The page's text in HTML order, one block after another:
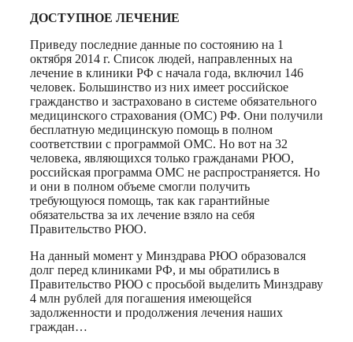
ДОСТУПНОЕ ЛЕЧЕНИЕ
Приведу последние данные по состоянию на 1
октября 2014 г. Список людей, направленных на
лечение в клиники РФ с начала года, включил 146
человек. Большинство из них имеет российское
гражданство и застраховано в системе обязательного
медицинского страхования (ОМС) РФ. Они получили
бесплатную медицинскую помощь в полном
соответствии с программой ОМС. Но вот на 32
человека, являющихся только гражданами РЮО,
российская программа ОМС не распространяется. Но
и они в полном объеме смогли получить
требующуюся помощь, так как гарантийные
обязательства за их лечение взяло на себя
Правительство РЮО.
На данный момент у Минздрава РЮО образовался
долг перед клиниками РФ, и мы обратились в
Правительство РЮО с просьбой выделить Минздраву
4 млн рублей для погашения имеющейся
задолженности и продолжения лечения наших
граждан…